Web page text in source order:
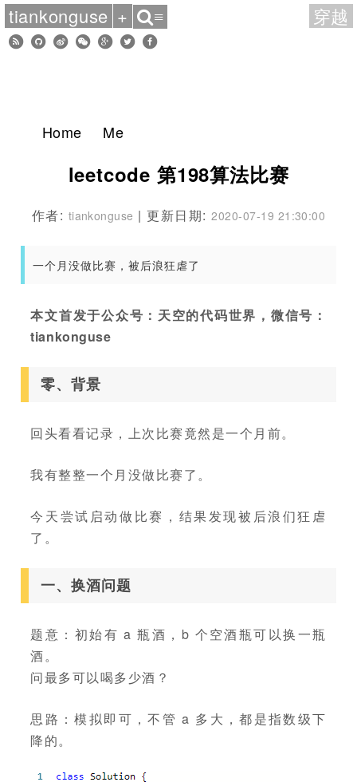
Home Me
leetcode 第198算法比赛
作者: tiankonguse | 更新日期:2020-07-19 21:30:00
一个月没做比赛，被后浪狂虐了
本文首发于公众号：天空的代码世界，微信号：
tiankonguse
零、背景
回头看看记录，上次比赛竟然是一个月前。
我有整整一个月没做比赛了。
今天尝试启动做比赛，结果发现被后浪们狂虐
了。
一、换酒问题
题意：初始有 a 瓶酒，b 个空酒瓶可以换一瓶
酒。
问最多可以喝多少酒？
思路：模拟即可，不管 a 多大，都是指数级下
降的。
tiankonguse + ≡ 穿越